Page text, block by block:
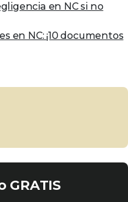
en NC si no
en NC: ¡10 documentos
GRATIS